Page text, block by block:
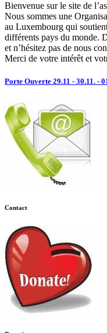
Bienvenue sur le site de
Nous sommes une
au Luxembourg qui
différents pays du monde.
et n’hésitez pas de nous
Merci de votre intérêt et
Porte Ouverte 29.11 - 30.11. -
Contact